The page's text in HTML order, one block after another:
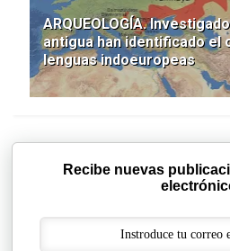
ARQUEOLOGÍA.
antigua han identificado el
lenguas indoeuropeas
Recibe nuevas